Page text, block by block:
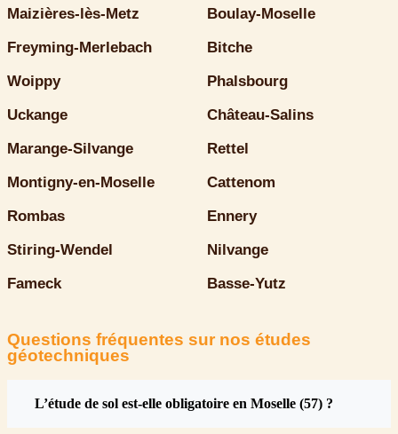
Maizières-lès-Metz
Freyming-Merlebach
Woippy
Uckange
Marange-Silvange
Montigny-en-Moselle
Rombas
Stiring-Wendel
Fameck
Boulay-Moselle
Bitche
Phalsbourg
Château-Salins
Rettel
Cattenom
Ennery
Nilvange
Basse-Yutz
Questions fréquentes sur nos études
géotechniques
L’étude de sol est-elle obligatoire en Moselle (57) ?